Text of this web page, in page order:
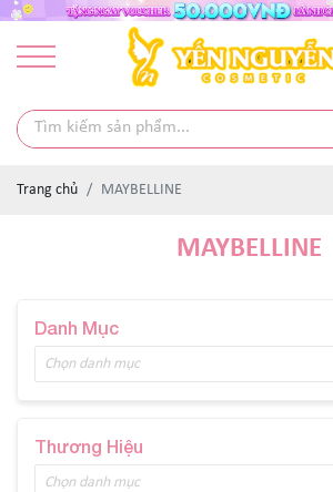
Trang chủ MAYBELLINE
MAYBELLINE
Danh Mục
Chọn danh mục
Thương Hiệu
Chọn danh mục